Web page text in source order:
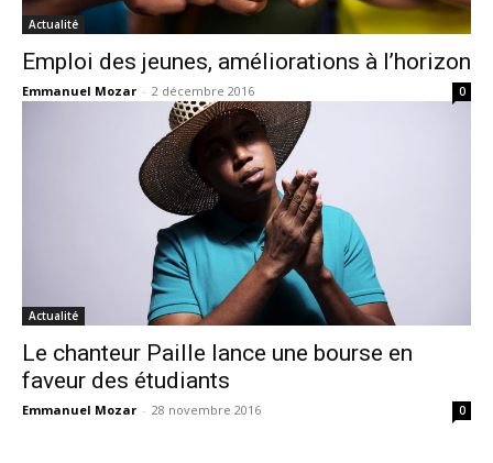
Actualité
Emploi des jeunes, améliorations à l’horizon
Emmanuel Mozar - 2 décembre 2016 0
Actualité
Le chanteur Paille lance une bourse en
faveur des étudiants
Emmanuel Mozar - 28 novembre 2016 0